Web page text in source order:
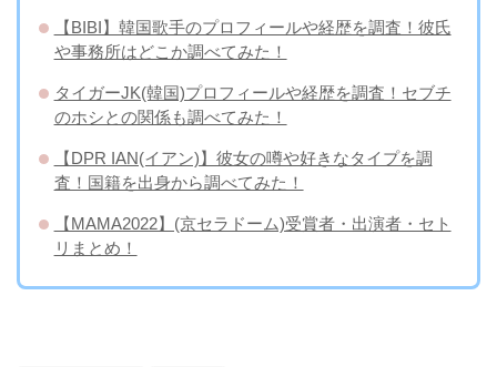
【BIBI】韓国歌手のプロフィールや経歴を調査！彼氏
や事務所はどこか調べてみた！
タイガーJK(韓国)プロフィールや経歴を調査！セブチ
のホシとの関係も調べてみた！
【DPR IAN(イアン)】彼女の噂や好きなタイプを調
査！国籍を出身から調べてみた！
【MAMA2022】(京セラドーム)受賞者・出演者・セト
リまとめ！